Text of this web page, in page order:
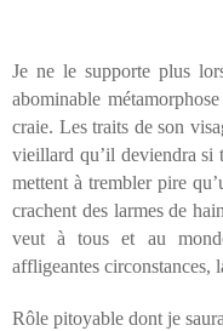
Je ne le supporte plus
abominable
craie. Les traits de son
vieillard qu’il deviendra si
mettent à trembler pire
crachent des larmes de
veut à tous et au
affligeantes circonstances,
Rôle pitoyable dont je